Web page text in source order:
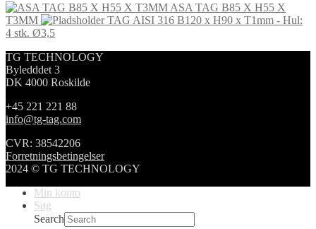
ASA TAG B85 X H55 X
T3MM
TAG AISI 316 B120 x H90 x T1mm - Hul:
4 stk. Ø3,5
TG TECHNOLOGY
Byledddet 3
DK 4000 Roskilde
+45 221 221 88
info@tg-tag.com
CVR: 38542206
Forretningsbetingelser
2024 © TG TECHNOLOGY
Min konto
Søg
Search